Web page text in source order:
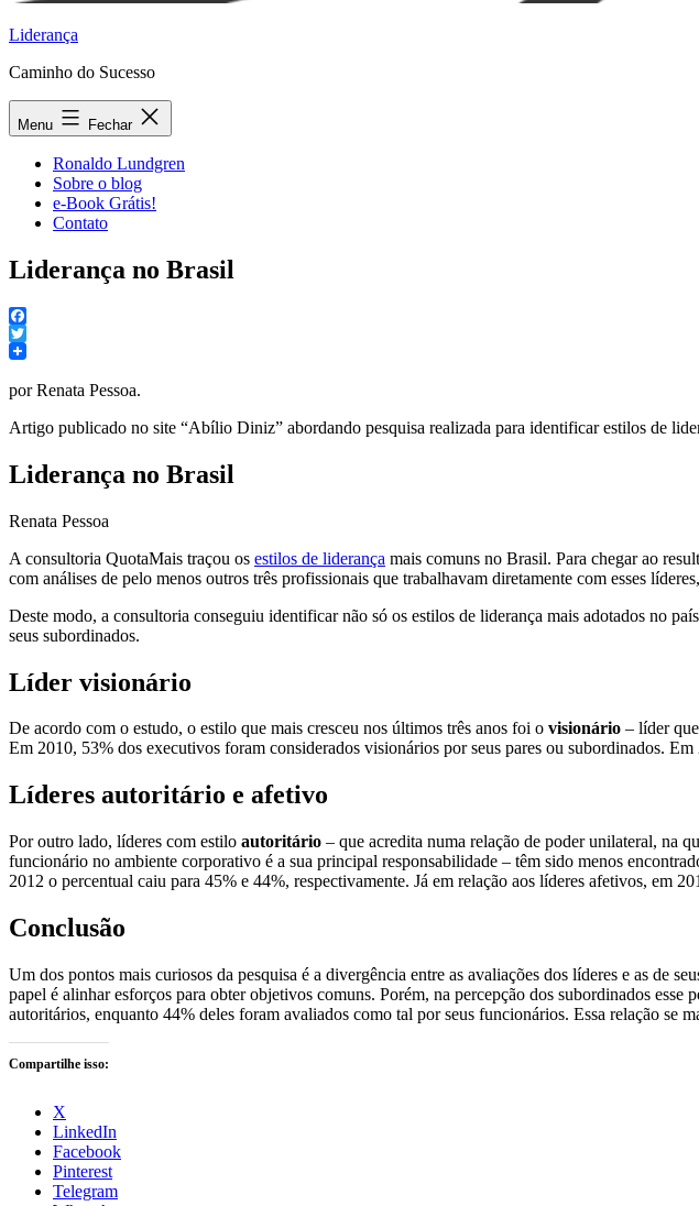
Liderança
Caminho do Sucesso
Menu Fechar
Ronaldo Lundgren
Sobre o blog
e-Book Grátis!
Contato
Liderança no Brasil
Facebook
Twitter
por Renata Pessoa.
Artigo publicado no site “Abílio Diniz” abordando pesquisa realizada para identificar estilos de
Liderança no Brasil
Renata Pessoa
A consultoria QuotaMais traçou os estilos de liderança mais comuns no Brasil. Para chegar ao
com análises de pelo menos outros três profissionais que trabalhavam diretamente com esses
Deste modo, a consultoria conseguiu identificar não só os estilos de liderança mais adotados no
seus subordinados.
Líder visionário
De acordo com o estudo, o estilo que mais cresceu nos últimos três anos foi o visionário – líder
Em 2010, 53% dos executivos foram considerados visionários por seus pares ou subordinados.
Líderes autoritário e afetivo
Por outro lado, líderes com estilo autoritário – que acredita numa relação de poder unilateral, na
funcionário no ambiente corporativo é a sua principal responsabilidade – têm sido menos
2012 o percentual caiu para 45% e 44%, respectivamente. Já em relação aos líderes afetivos, em
Conclusão
Um dos pontos mais curiosos da pesquisa é a divergência entre as avaliações dos líderes e as de
papel é alinhar esforços para obter objetivos comuns. Porém, na percepção dos subordinados
autoritários, enquanto 44% deles foram avaliados como tal por seus funcionários. Essa relação se
Compartilhe isso:
X
LinkedIn
Facebook
Pinterest
Telegram